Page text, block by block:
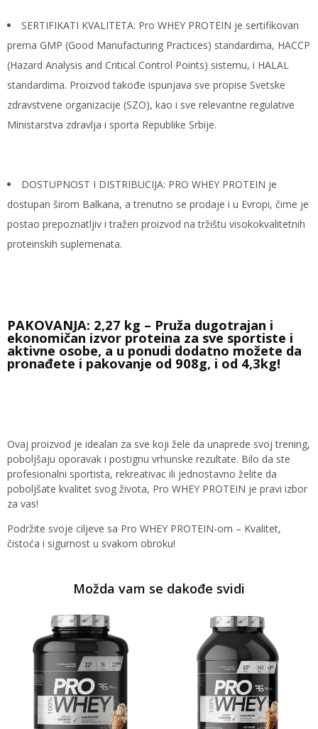
SERTIFIKATI KVALITETA: Pro WHEY PROTEIN je sertifikovan
prema GMP (Good Manufacturing Practices) standardima, HACCP
(Hazard Analysis and Critical Control Points) sistemu, i HALAL
standardima. Proizvod takođe ispunjava sve propise Svetske
zdravstvene organizacije (SZO), kao i sve relevantne regulative
Ministarstva zdravlja i sporta Republike Srbije.
DOSTUPNOST I DISTRIBUCIJA: PRO WHEY PROTEIN je
dostupan širom Balkana, a trenutno se prodaje i u Evropi, čime je
postao prepoznatljiv i tražen proizvod na tržištu visokokvalitetnih
proteinskih suplemenata.
PAKOVANJA: 2,27 kg – Pruža dugotrajan i
ekonomičan izvor proteina za sve sportiste i
aktivne osobe, a u ponudi dodatno možete da
pronađete i pakovanje od 908g, i od 4,3kg!
Ovaj proizvod je idealan za sve koji žele da unaprede svoj trening,
poboljšaju oporavak i postignu vrhunske rezultate. Bilo da ste
profesionalni sportista, rekreativac ili jednostavno želite da
poboljšate kvalitet svog života, Pro WHEY PROTEIN je pravi izbor
za vas!
Podržite svoje ciljeve sa Pro WHEY PROTEIN-om – Kvalitet,
čistoća i sigurnost u svakom obroku!
Možda vam se dakođe svidi